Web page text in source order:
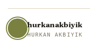
hurkanakbiyik
HURKAN AKBIYIK